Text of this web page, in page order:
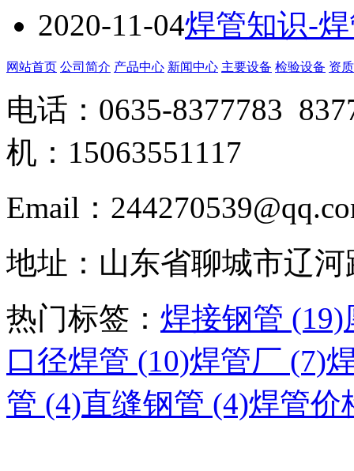
2020-11-04焊管知识-
网站首页 公司简介 产品中心 新闻中心 主要设备 检验设备 资
电话：0635-8377783
机：15063551117
Email：
地址：山东省聊城市辽河
热门标签： 焊接钢管 (19)
口径焊管 (10)焊管厂 (7)
管 (4)直缝钢管 (4)焊管价